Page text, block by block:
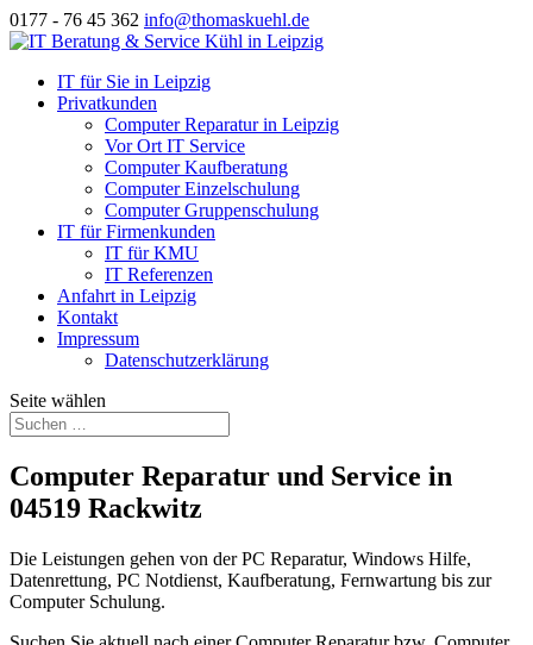
0177 - 76 45 362 info@thomaskuehl.de
IT für Sie in Leipzig
Privatkunden
Computer Reparatur in Leipzig
Vor Ort IT Service
Computer Kaufberatung
Computer Einzelschulung
Computer Gruppenschulung
IT für Firmenkunden
IT für KMU
IT Referenzen
Anfahrt in Leipzig
Kontakt
Impressum
Datenschutzerklärung
Seite wählen
Computer Reparatur und Service in
04519 Rackwitz
Die Leistungen gehen von der PC Reparatur, Windows Hilfe,
Datenrettung, PC Notdienst, Kaufberatung, Fernwartung bis zur
Computer Schulung.